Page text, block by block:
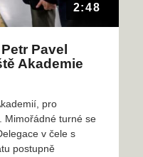
2:48
Pavel
Akademie
pro
Mimořádné turné se
v čele s
postupně